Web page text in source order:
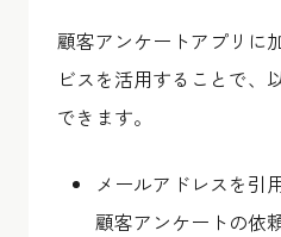
顧客アンケートアプリに
ビスを活用することで、
できます。
メールアドレスを引
顧客アンケートの依